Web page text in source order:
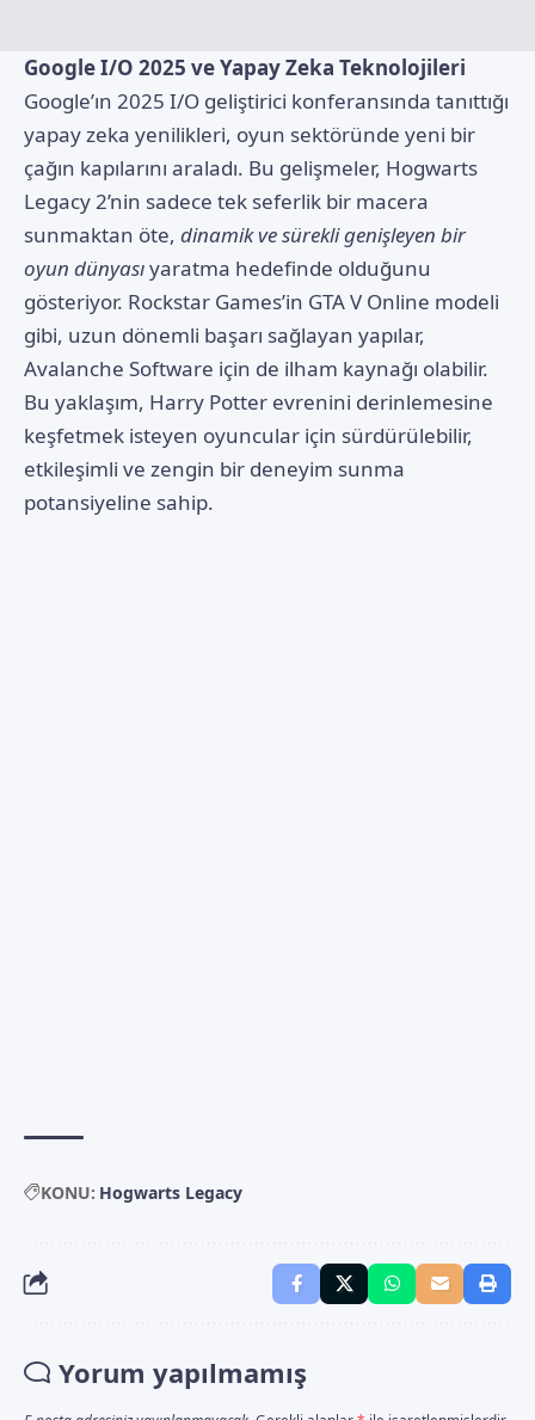
Google I/O 2025 ve Yapay Zeka Teknolojileri
Google’ın 2025 I/O geliştirici konferansında tanıttığı
yapay zeka yenilikleri, oyun sektöründe yeni bir
çağın kapılarını araladı. Bu gelişmeler, Hogwarts
Legacy 2’nin sadece tek seferlik bir macera
sunmaktan öte, dinamik ve sürekli genişleyen bir
oyun dünyasıyaratma hedefinde olduğunu
gösteriyor. Rockstar Games’in GTA V Online modeli
gibi, uzun dönemli başarı sağlayan yapılar,
Avalanche Software için de ilham kaynağı olabilir.
Bu yaklaşım, Harry Potter evrenini derinlemesine
keşfetmek isteyen oyuncular için sürdürülebilir,
etkileşimli ve zengin bir deneyim sunma
potansiyeline sahip.
KONU: Hogwarts Legacy
Yorum yapılmamış